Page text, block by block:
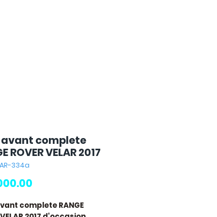
avant complete
ROVER VELAR 2017
334a
complete RANGE